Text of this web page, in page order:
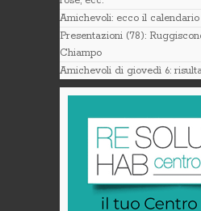
Amichevoli: ecco il
Presentazioni (78):
Chiampo
Amichevoli di giovedì 6: